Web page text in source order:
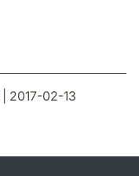
| 2017-02-13